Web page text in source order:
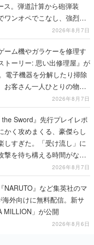
ス。弾道計算から砲弾装
ワンオペでこなし、強烈な
るロマンある作品2026年8月7日
ーム機やガラケーを修理す
トーリー: 思い出修理屋』が
電子機器を分解したり掃除
お客さん一人ひとりの物語
2026年8月7日
the Sword』先行プレイレポ
かく攻めまくる、豪傑らし
しすぎた。「受け流し」に
撃を待ち構える時間がなく
2026年8月7日
NARUTO』など集英社のマ
海外向けに無料配信。新サ
MILLION」が公開
2026年8月6日